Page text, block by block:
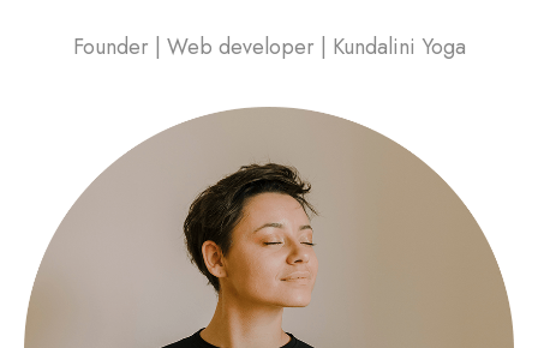
Founder | Web developer | Kundalini Yoga